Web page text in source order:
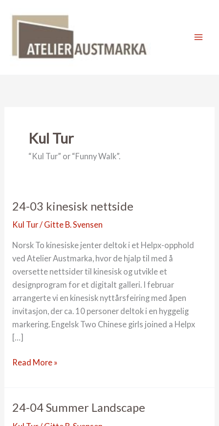
Kul Tur
“Kul Tur” or “Funny Walk”.
24-03 kinesisk nettside
Kul Tur/ Gitte B. Svensen
Norsk To kinesiske jenter deltok i et Helpx-opphold
ved Atelier Austmarka, hvor de hjalp til med å
oversette nettsider til kinesisk og utvikle et
designprogram for et digitalt galleri. I februar
arrangerte vi en kinesisk nyttårsfeiring med åpen
invitasjon, der ca. 10 personer deltok i en hyggelig
markering. Engelsk Two Chinese girls joined a Helpx
[…]
24-
nettside
Read More »
24-04 Summer Landscape